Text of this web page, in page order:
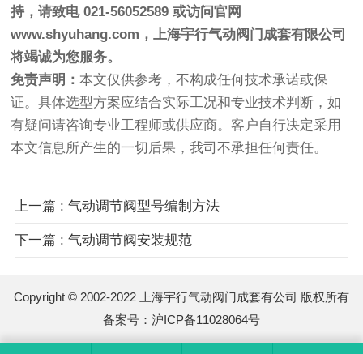
持，请致电 021-56052589 或访问官网
www.shyuhang.com ，上海宇行气动阀门成套有限公司
将竭诚为您服务。
免责声明：本文仅供参考，不构成任何技术承诺或保
证。具体选型方案应结合实际工况和专业技术判断，如
有疑问请咨询专业工程师或供应商。客户自行决定采用
本文信息所产生的一切后果，我司不承担任何责任。
上一篇 : 气动调节阀型号编制方法
下一篇 : 气动调节阀安装规范
Copyright © 2002-2022 上海宇行气动阀门成套有公司 版权所有
备案号： 沪ICP备11028064号